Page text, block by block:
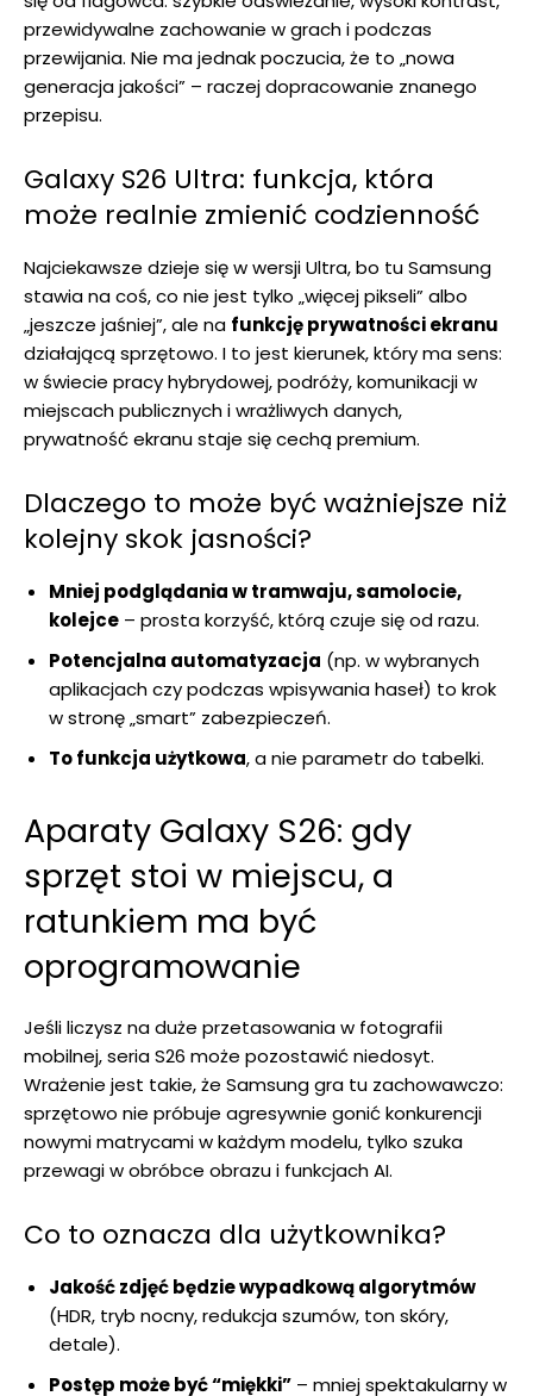
przewidywalne zachowanie w grach i podczas
przewijania. Nie ma jednak poczucia, że to „nowa
generacja jakości” – raczej dopracowanie znanego
przepisu.
Galaxy S26 Ultra: funkcja, która
może realnie zmienić codzienność
Najciekawsze dzieje się w wersji Ultra, bo tu Samsung
stawia na coś, co nie jest tylko „więcej pikseli” albo
„jeszcze jaśniej”, ale na funkcję prywatności ekranu
działającą sprzętowo. I to jest kierunek, który ma sens:
w świecie pracy hybrydowej, podróży, komunikacji w
miejscach publicznych i wrażliwych danych,
prywatność ekranu staje się cechą premium.
Dlaczego to może być ważniejsze niż
kolejny skok jasności?
Mniej podglądania w tramwaju, samolocie,
kolejce – prosta korzyść, którą czuje się od razu.
Potencjalna automatyzacja (np. w wybranych
aplikacjach czy podczas wpisywania haseł) to krok
w stronę „smart” zabezpieczeń.
To funkcja użytkowa, a nie parametr do tabelki.
Aparaty Galaxy S26: gdy
sprzęt stoi w miejscu, a
ratunkiem ma być
oprogramowanie
Jeśli liczysz na duże przetasowania w fotografii
mobilnej, seria S26 może pozostawić niedosyt.
Wrażenie jest takie, że Samsung gra tu zachowawczo:
sprzętowo nie próbuje agresywnie gonić konkurencji
nowymi matrycami w każdym modelu, tylko szuka
przewagi w obróbce obrazu i funkcjach AI.
Co to oznacza dla użytkownika?
Jakość zdjęć będzie wypadkową algorytmów
(HDR, tryb nocny, redukcja szumów, ton skóry,
detale).
Postęp może być “miękki” – mniej spektakularny w